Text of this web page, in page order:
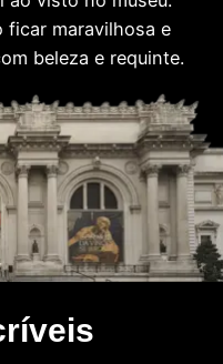
ficar maravilhosa e
beleza e requinte.